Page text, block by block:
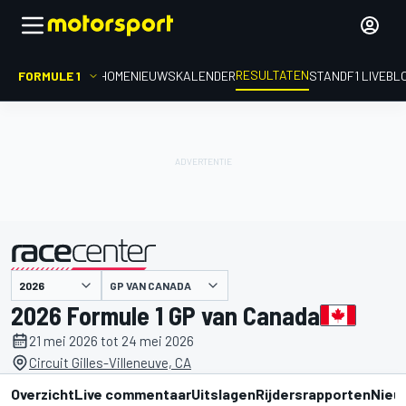
FORMULE 1 HOMENIEUWSKALENDERRESULTATENSTANDF1
gepresenteerd door GP VAN CANADA
2026 Formule 1 GP van Canada
21 mei 2026 tot 24 mei 2026
Circuit Gilles-Villeneuve, CA
OverzichtLive commentaarUitslagenRijdersrapporten